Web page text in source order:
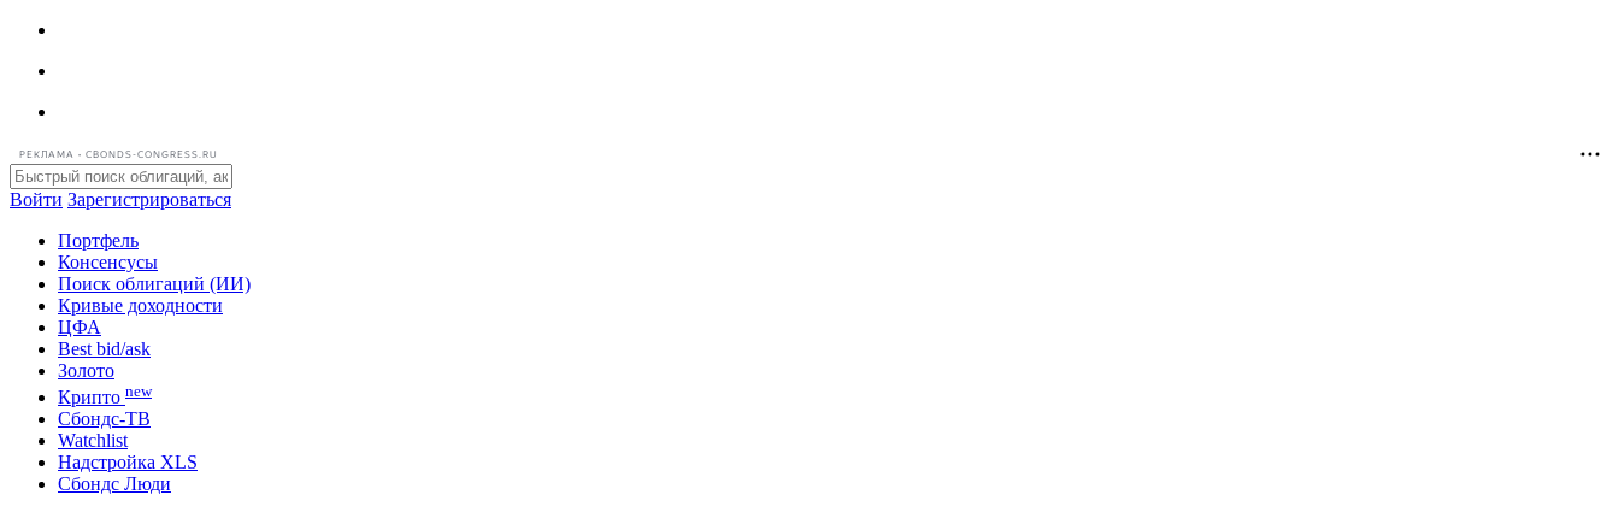
РЕКЛАМА • CBONDS-CONGRESS.RU
Войти Зарегистрироваться
Портфель
Консенсусы
Поиск облигаций (ИИ)
Кривые доходности
ЦФА
Best bid/ask
Золото
Криптоnew
Сбондс-ТВ